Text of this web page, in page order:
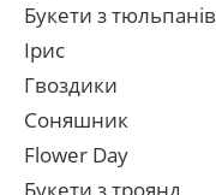
Букети з тюльпанів
Ірис
Гвоздики
Соняшник
Flower Day